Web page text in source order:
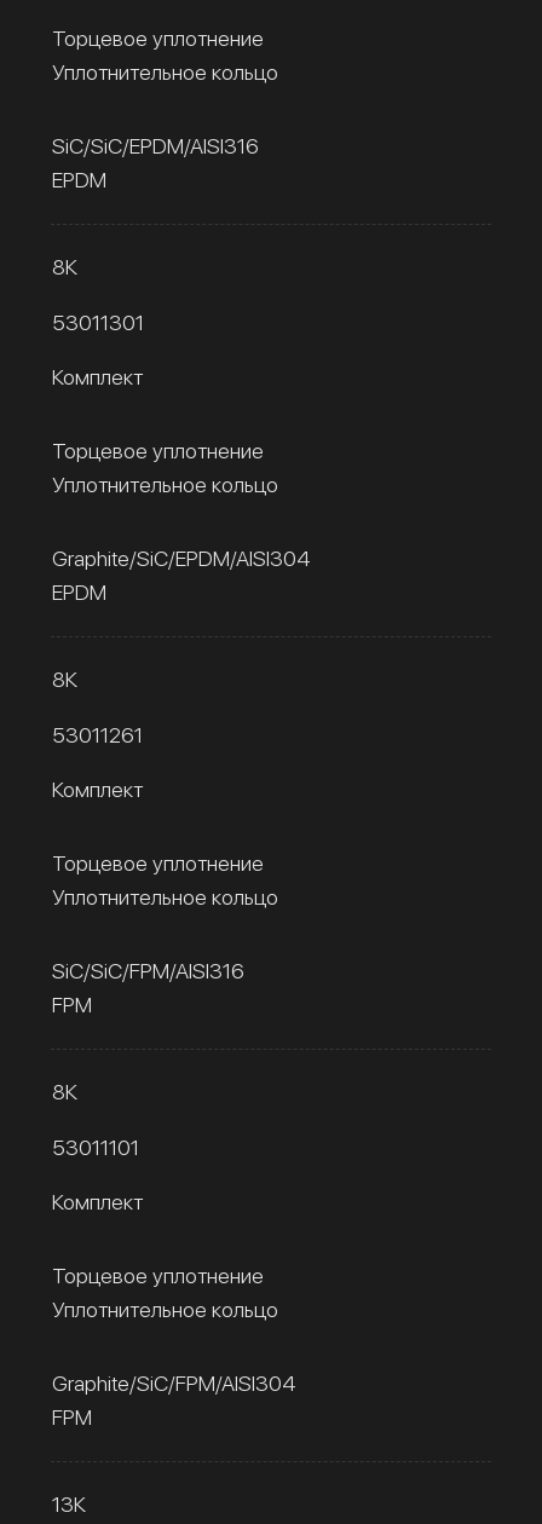
Торцевое уплотнение
Уплотнительное кольцо
SiC/SiC/EPDM/AISI316
EPDM
8К
53011301
Комплект
Торцевое уплотнение
Уплотнительное кольцо
Graphite/SiC/EPDM/AISI304
EPDM
8К
53011261
Комплект
Торцевое уплотнение
Уплотнительное кольцо
SiC/SiC/FPM/AISI316
FPM
8К
53011101
Комплект
Торцевое уплотнение
Уплотнительное кольцо
Graphite/SiC/FPM/AISI304
FPM
13К